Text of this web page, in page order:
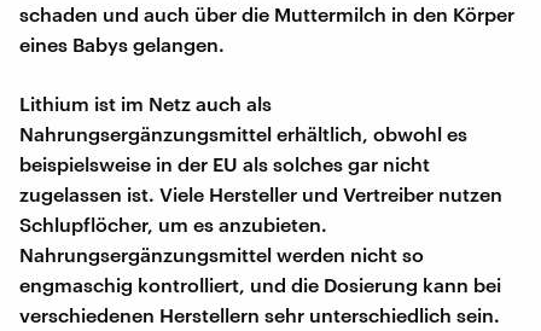
schaden und auch über die Muttermilch in den Körper
eines Babys gelangen.
Lithium ist im Netz auch als
Nahrungsergänzungsmittel erhältlich, obwohl es
beispielsweise in der EU als solches gar nicht
zugelassen ist. Viele Hersteller und Vertreiber nutzen
Schlupflöcher, um es anzubieten.
Nahrungsergänzungsmittel werden nicht so
engmaschig kontrolliert, und die Dosierung kann bei
verschiedenen Herstellern sehr unterschiedlich sein.